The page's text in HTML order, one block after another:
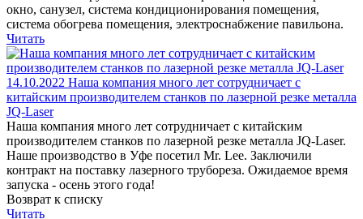
окно, санузел, система кондиционирования помещения,
система обогрева помещения, электроснабжение павильона.
Читать
14.10.2022 Наша компания много лет сотрудничает с
китайским производителем станков по лазерной резке металла
JQ-Laser
Наша компания много лет сотрудничает с китайским
производителем станков по лазерной резке металла JQ-Laser.
Наше производство в Уфе посетил Mr. Lee. Заключили
контракт на поставку лазерного трубореза. Ожидаемое время
запуска - осень этого года!
Возврат к списку
Читать